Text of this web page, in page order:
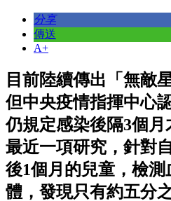
分享
傳送
A+
目前陸續傳出「無敵
但中央疫情指揮中心
仍規定感染後隔3個
最近一項研究，針對
後1個月的兒童，檢
體，發現只有約五分